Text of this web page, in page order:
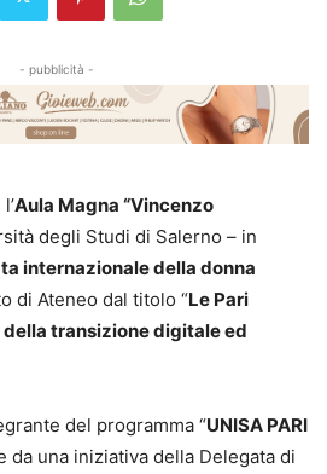
- pubblicità -
l’Aula Magna “Vincenzo
degli Studi di Salerno – in
internazionale della donna
di Ateneo dal titolo “Le Pari
transizione digitale ed
del programma “UNISA PARI
da una iniziativa della Delegata di